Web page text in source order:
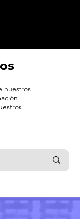
nuestros